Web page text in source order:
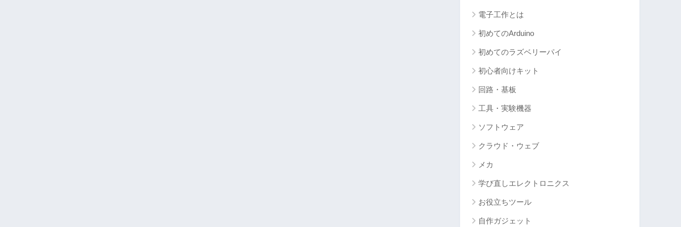
電子工作とは
初めてのArduino
初めてのラズベリーパイ
初心者向けキット
回路・基板
工具・実験機器
ソフトウェア
クラウド・ウェブ
メカ
学び直しエレクトロニクス
お役立ちツール
自作ガジェット